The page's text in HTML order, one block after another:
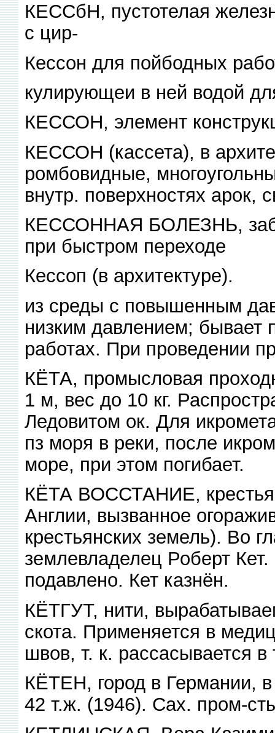
КЕССбН, пустотелая
с цир-
Кессон для пойбодных
кулирующеи в ней водой
КЕССОН, элемент
КЕССОН (кассета), в
ромбовидные,
внутр. поверхностях арок,
КЕССОННАЯ БОЛЕЗНЬ,
при быстром переходе
Кессоп (в архитектуре).
из среды с повышенным
низким давлением; бывает
работах. При проведении
КЁТА, промысловая
1 м, вес до 10 кг.
Ледовитом ок. Для
пз моря в реки, после
море, при этом погибает.
КЁТА ВОССТАНИЕ,
Англии, вызванное
крестьянских земель). Во
землевладелец Роберт
подавлено. Кет казнён.
КЁТГУТ, нити,
скота. Применяется в
швов, т. к. рассасывается
КЁТЕН, город в Германии,
42 т.ж. (1946). Сах. пром-